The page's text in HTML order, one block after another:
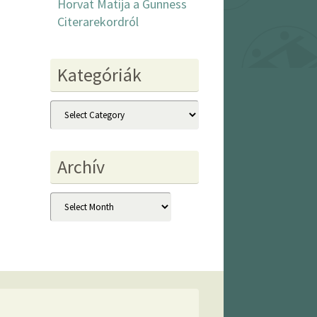
Horvat Matija a Gunness
Citerarekordról
Kategóriák
Kategóriák
Archív
Archív